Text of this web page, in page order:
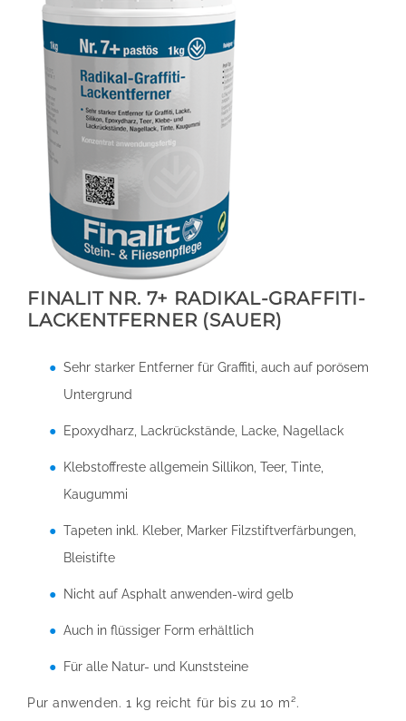
FINALIT NR. 7+ RADIKAL-GRAFFITI-
LACKENTFERNER (SAUER)
Sehr starker Entferner für Graffiti, auch auf porösem
Untergrund
Epoxydharz, Lackrückstände, Lacke, Nagellack
Klebstoffreste allgemein Sillikon, Teer, Tinte,
Kaugummi
Tapeten inkl. Kleber, Marker Filzstiftverfärbungen,
Bleistifte
Nicht auf Asphalt anwenden-wird gelb
Auch in flüssiger Form erhältlich
Für alle Natur- und Kunststeine
Pur anwenden. 1 kg reicht für bis zu 10 m².